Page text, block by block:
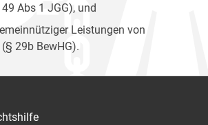
Abs 1 JGG), und
Leistungen von
29b BewHG).